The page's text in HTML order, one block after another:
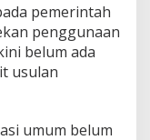
pemerintah
penggunaan
belum ada
usulan
umum belum